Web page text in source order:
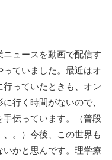
ュースを動画で配信す
ていました。最近はオ
っていたときも、オン
行く時間がないので、
伝っています。（普段
。）今後、この世界も
かと思んです。理学療